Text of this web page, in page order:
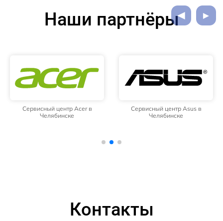
Наши партнёры
Сервисный центр Acer в
Челябинске
Сервисный центр Asus в
Челябинске
Контакты